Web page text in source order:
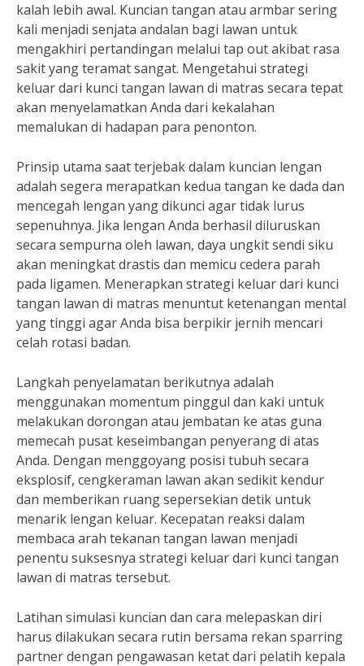
kalah lebih awal. Kuncian tangan atau armbar sering
kali menjadi senjata andalan bagi lawan untuk
mengakhiri pertandingan melalui tap out akibat rasa
sakit yang teramat sangat. Mengetahui strategi
keluar dari kunci tangan lawan di matras secara tepat
akan menyelamatkan Anda dari kekalahan
memalukan di hadapan para penonton.
Prinsip utama saat terjebak dalam kuncian lengan
adalah segera merapatkan kedua tangan ke dada dan
mencegah lengan yang dikunci agar tidak lurus
sepenuhnya. Jika lengan Anda berhasil diluruskan
secara sempurna oleh lawan, daya ungkit sendi siku
akan meningkat drastis dan memicu cedera parah
pada ligamen. Menerapkan strategi keluar dari kunci
tangan lawan di matras menuntut ketenangan mental
yang tinggi agar Anda bisa berpikir jernih mencari
celah rotasi badan.
Langkah penyelamatan berikutnya adalah
menggunakan momentum pinggul dan kaki untuk
melakukan dorongan atau jembatan ke atas guna
memecah pusat keseimbangan penyerang di atas
Anda. Dengan menggoyang posisi tubuh secara
eksplosif, cengkeraman lawan akan sedikit kendur
dan memberikan ruang sepersekian detik untuk
menarik lengan keluar. Kecepatan reaksi dalam
membaca arah tekanan tangan lawan menjadi
penentu suksesnya strategi keluar dari kunci tangan
lawan di matras tersebut.
Latihan simulasi kuncian dan cara melepaskan diri
harus dilakukan secara rutin bersama rekan sparring
partner dengan pengawasan ketat dari pelatih kepala